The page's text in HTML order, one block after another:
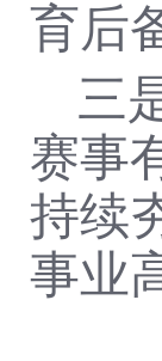
育后
三
赛事
持续
事业